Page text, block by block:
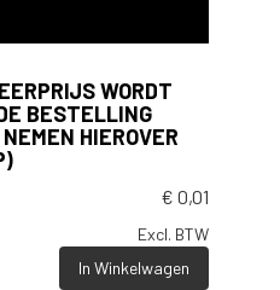
WORDT
BESTELLING
HIEROVER
€ 0,01
Excl. BTW
In Winkelwagen